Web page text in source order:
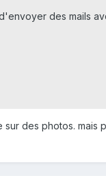
des mails
des photos. mais